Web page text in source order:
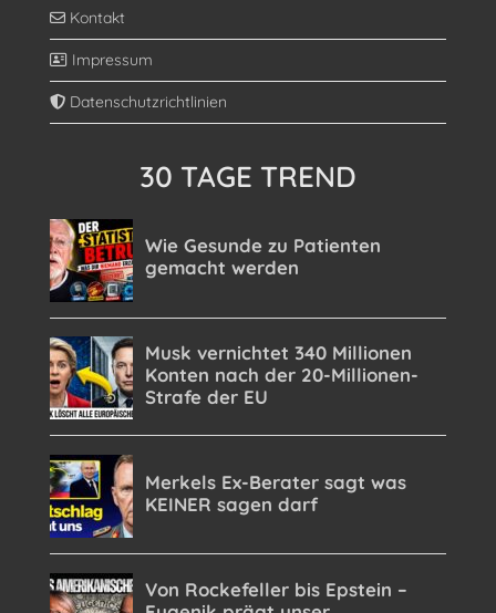
Kontakt
Impressum
Datenschutzrichtlinien
30 TAGE TREND